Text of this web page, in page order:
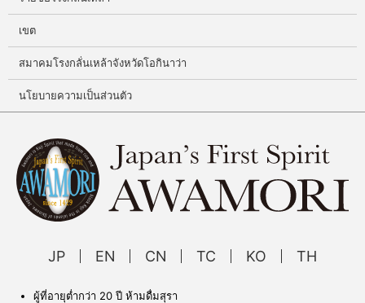
เขต
สมาคมโรงกลั่นเหล้าจังหวัดโอกินาว่า
นโยบายความเป็นส่วนตัว
JP EN CN TC KO TH
ผู้ที่อายุต่ำกว่า 20 ปี ห้ามดื่มสุรา